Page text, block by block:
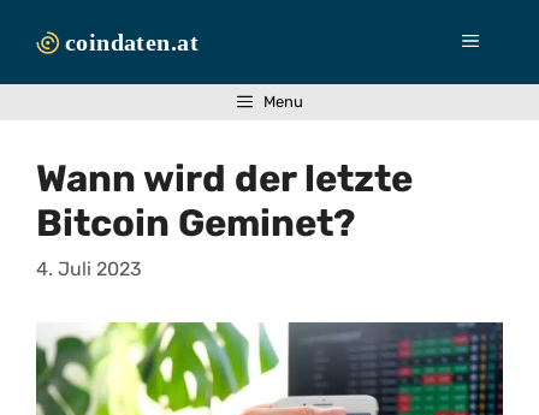
Inhalt
Menü
Menu
Wann wird der letzte
Bitcoin Geminet?
4. Juli 2023